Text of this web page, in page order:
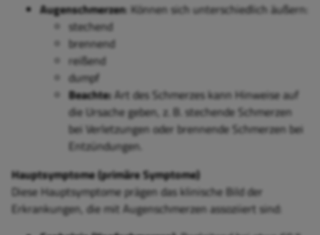
Augenschmerzen: Können sich unterschiedlich äußern:
stechend
brennend
reißend
dumpf
Beachte:Art des Schmerzes kann Hinweise auf
die Ursache geben, z. B. stechende Schmerzen
bei Verletzungen oder brennende Schmerzen bei
Entzündungen.
Hauptsymptome (primäre Symptome)
Diese Hauptsymptome prägen das klinische Bild der
Erkrankungen, die mit Augenschmerzen assoziiert sind: